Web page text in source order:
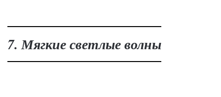
7. Мягкие светлые волны